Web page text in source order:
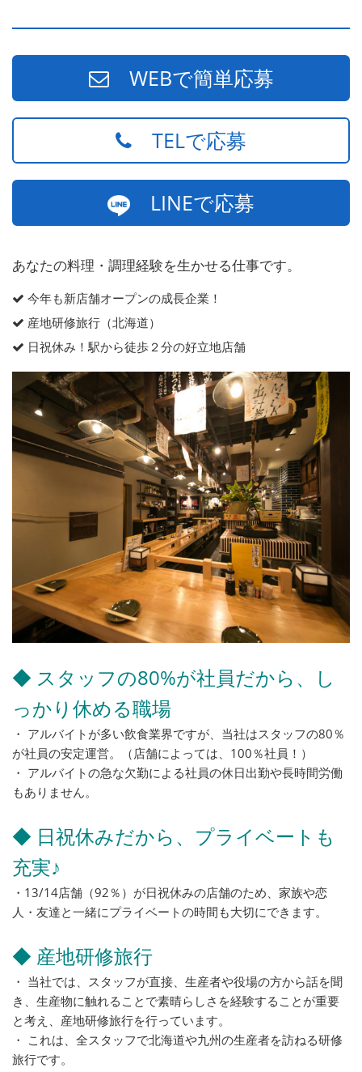
WEBで簡単応募
TELで応募
LINEで応募
あなたの料理・調理経験を生かせる仕事です。
今年も新店舗オープンの成長企業！
産地研修旅行（北海道）
日祝休み！駅から徒歩２分の好立地店舗
◆ スタッフの80%が社員だから、し
っかり休める職場
・ アルバイトが多い飲食業界ですが、当社はスタッフの80％
が社員の安定運営。（店舗によっては、100％社員！）
・ アルバイトの急な欠勤による社員の休日出勤や長時間労働
もありません。
◆ 日祝休みだから、プライベートも
充実♪
・13/14店舗（92％）が日祝休みの店舗のため、家族や恋
人・友達と一緒にプライベートの時間も大切にできます。
◆ 産地研修旅行
・ 当社では、スタッフが直接、生産者や役場の方から話を聞
き、生産物に触れることで素晴らしさを経験することが重要
と考え、産地研修旅行を行っています。
・ これは、全スタッフで北海道や九州の生産者を訪ねる研修
旅行です。